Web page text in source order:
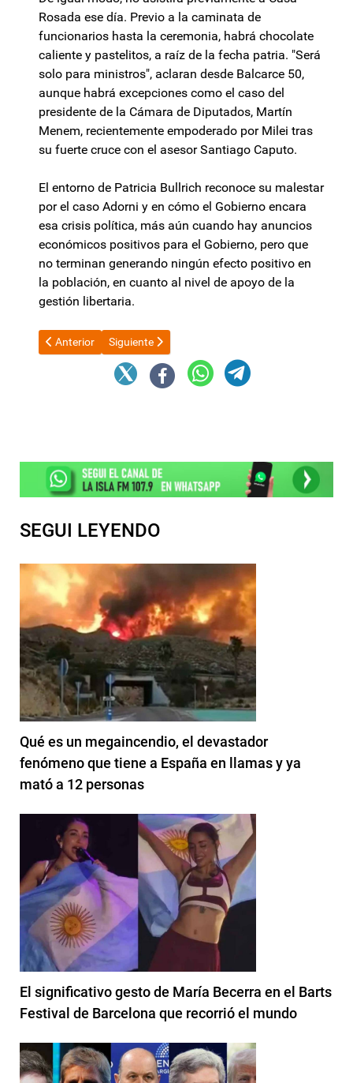
Rosada ese día. Previo a la caminata de
funcionarios hasta la ceremonia, habrá chocolate
caliente y pastelitos, a raíz de la fecha patria. "Será
solo para ministros", aclaran desde Balcarce 50,
aunque habrá excepciones como el caso del
presidente de la Cámara de Diputados, Martín
Menem, recientemente empoderado por Milei tras
su fuerte cruce con el asesor Santiago Caputo.
El entorno de Patricia Bullrich reconoce su malestar
por el caso Adorni y en cómo el Gobierno encara
esa crisis política, más aún cuando hay anuncios
económicos positivos para el Gobierno, pero que
no terminan generando ningún efecto positivo en
la población, en cuanto al nivel de apoyo de la
gestión libertaria.
Artículo anterior: Fidel Sáenz: "No hay horizonte de
Anterior Artículo siguiente: El Fondo Monetario
Siguiente
SEGUI LEYENDO
Qué es un megaincendio, el devastador
fenómeno que tiene a España en llamas y ya
mató a 12 personas
El significativo gesto de María Becerra en el Barts
Festival de Barcelona que recorrió el mundo